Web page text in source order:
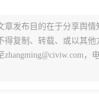
章发布目的在于分享舆
复制、转载、或以其
，